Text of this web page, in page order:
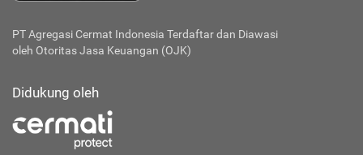
PT Agregasi Cermat Indonesia Terdaftar dan Diawasi
oleh Otoritas Jasa Keuangan (OJK)
Didukung oleh